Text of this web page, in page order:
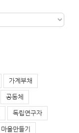
가계부채
공동체
독립연구자
마을만들기